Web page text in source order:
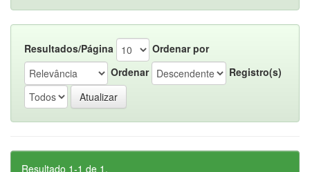
Resultados/Página
Ordenar por
Ordenar
Registro(s)
Resultado 1-1 de 1.